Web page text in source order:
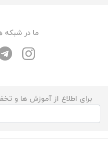
ما در شبکه
برای اطلاع از آموزش ها و